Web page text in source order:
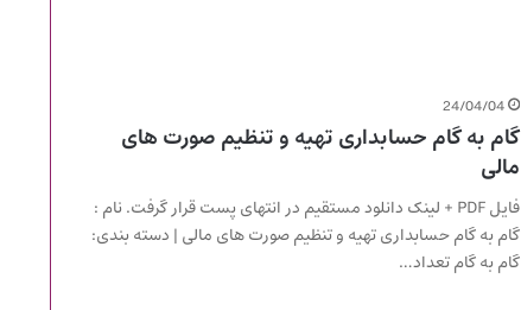
24/04/04
گام به گام حسابداری تهیه و تنظیم صورت های
مالی
فایل PDF + لینک دانلود مستقیم در انتهای پست قرار گرفت. نام :
گام به گام حسابداری تهیه و تنظیم صورت های مالی | دسته بندی:
گام به گام تعداد…